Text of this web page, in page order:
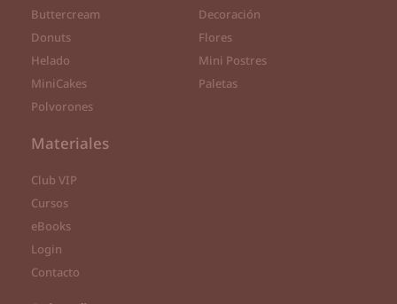
Buttercream
Decoración
Donuts
Flores
Helado
Mini Postres
MiniCakes
Paletas
Polvorones
Materiales
Club VIP
Cursos
eBooks
Login
Contacto